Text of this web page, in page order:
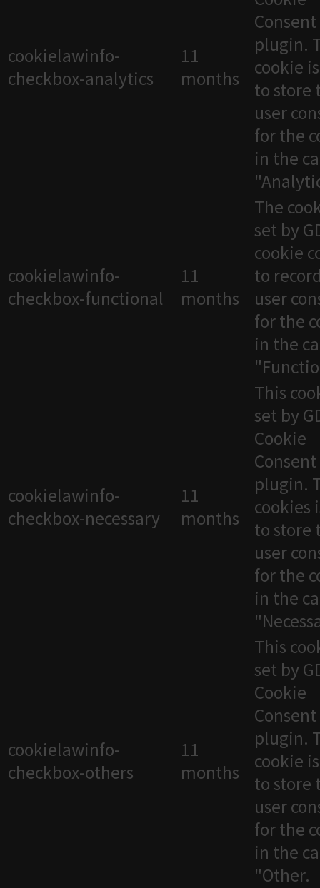
cookielawinfo-
checkbox-analytics
11
months
Consent
plugin.
cookie
to store
user
for the
in the
cookielawinfo-
checkbox-functional
11
months
The
set by
cookie
to
user
for the
in the
cookielawinfo-
checkbox-necessary
11
months
This
set by
Cookie
Consent
plugin.
cookies
to store
user
for the
in the
cookielawinfo-
checkbox-others
11
months
This
set by
Cookie
Consent
plugin.
cookie
to store
user
for the
in the
"Other.